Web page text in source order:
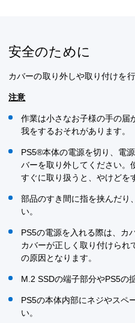
安全のために
カバーの取り外しや取り付けを
注意
作業は小さなお子様の手の届
我をするおそれがあります。
PS5®本体の電源を切り、電
バーを取り外してください。
すぐに取り扱うと、やけどを
部品のすき間に指を挟んだり
い。
PS5の電源を入れる際は、カ
カバーが正しく取り付けられ
の原因となります。
M.2 SSDの端子部分やPS5の
PS5の本体内部にネジやスペ
い。